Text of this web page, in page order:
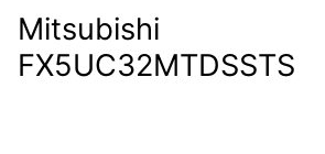
Mitsubishi
FX5UC32MTDSSTS